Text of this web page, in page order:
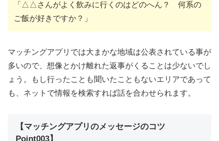
「△△さんがよく飲みに行くのはどのへん？ 何系の
ご飯が好きですか？」
マッチングアプリでは大まかな地域は公表されている事が
多いので、想像とかけ離れた返事がくることは少ないでし
ょう。もし行ったことも聞いたこともないエリアであって
も、ネットで情報を検索すれば話を合わせられます。
【マッチングアプリのメッセージのコツ
Point003】